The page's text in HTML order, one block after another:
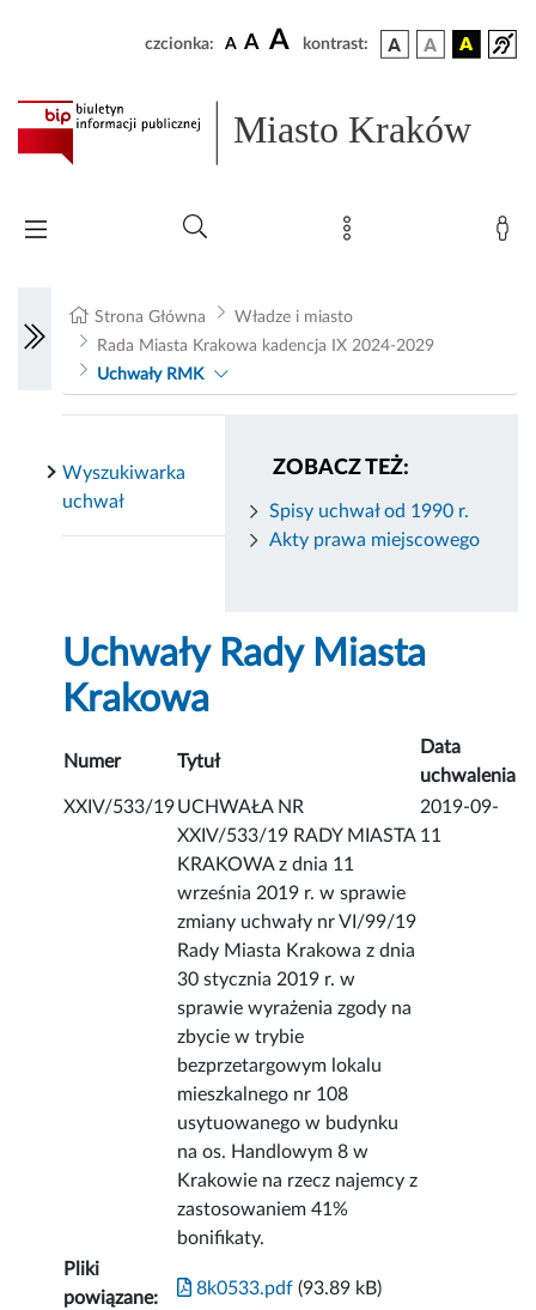
czcionka: A A A kontrast:
Miasto Kraków
Strona Główna
Władze i miasto
Rada Miasta Krakowa kadencja IX 2024-2029
Uchwały RMK
ZOBACZ TEŻ:
Spisy uchwał od 1990 r.
Akty prawa miejscowego
Wyszukiwarka
uchwał
Uchwały Rady Miasta
Krakowa
Numer Tytuł
Data
uchwalenia
XXIV/533/19UCHWAŁA NR
XXIV/533/19 RADY MIASTA
KRAKOWA z dnia 11
września 2019 r. w sprawie
zmiany uchwały nr VI/99/19
Rady Miasta Krakowa z dnia
30 stycznia 2019 r. w
sprawie wyrażenia zgody na
zbycie w trybie
bezprzetargowym lokalu
mieszkalnego nr 108
usytuowanego w budynku
na os. Handlowym 8 w
Krakowie na rzecz najemcy z
zastosowaniem 41%
bonifikaty.
2019-09-
11
Pliki
powiązane:
8k0533.pdf (93.89 kB)